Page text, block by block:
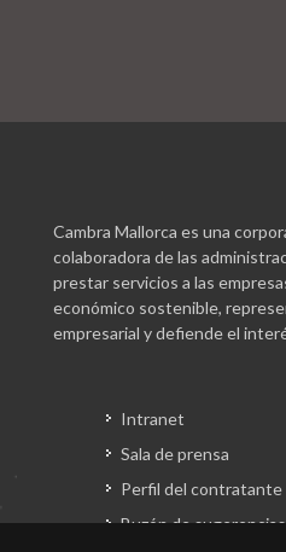
Cambra Mallorca es una
colaboradora de las
prestar servicios a las
económico sostenible,
empresarial y defiende el
Intranet
Sala de prensa
Perfil del contratante
Buzón de